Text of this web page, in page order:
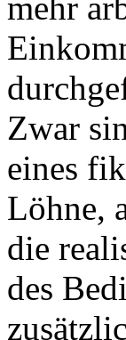
Zwar
eines
Löhne,
die
des